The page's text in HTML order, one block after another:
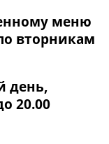
меню
вторникам
день,
20.00